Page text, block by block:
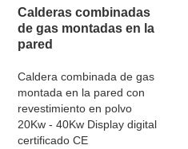
Calderas combinadas
de gas montadas en la
pared
Caldera combinada de gas
montada en la pared con
revestimiento en polvo
20Kw - 40Kw Display digital
certificado CE